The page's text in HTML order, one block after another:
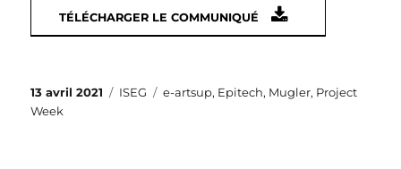
TÉLÉCHARGER LE COMMUNIQUÉ
Publié
le
13 avril 2021 Catégories
ISEG Étiquettes
e-artsup, Epitech, Mugler, Project
Week